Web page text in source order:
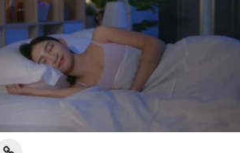
Bolu
Burdur
Bursa
Çanakkale